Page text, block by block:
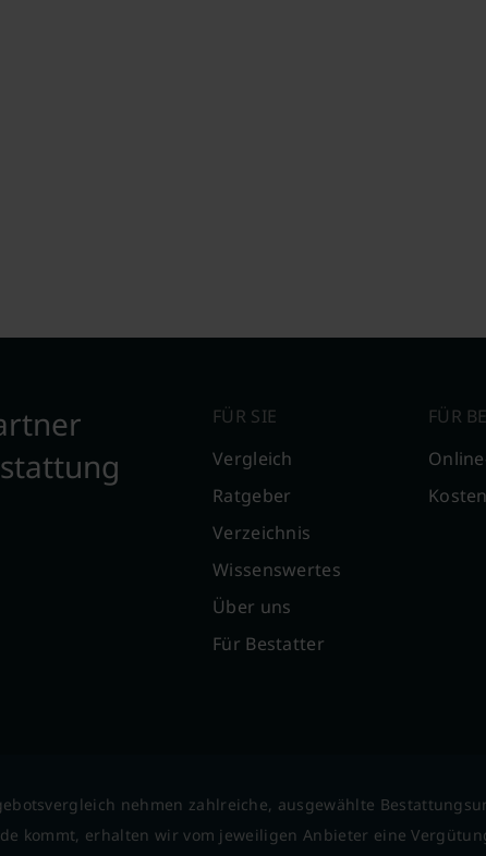
FÜR SIE
Vergleich
Ratgeber
Verzeichnis
Wissenswertes
Über uns
Für Bestatter
FÜR
nehmen zahlreiche, ausgewählte
kommt, erhalten wir vom jeweiligen Anbieter eine